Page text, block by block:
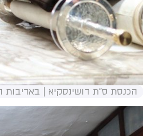
הכנסת ס"ת דושינסקיא | באדיבות